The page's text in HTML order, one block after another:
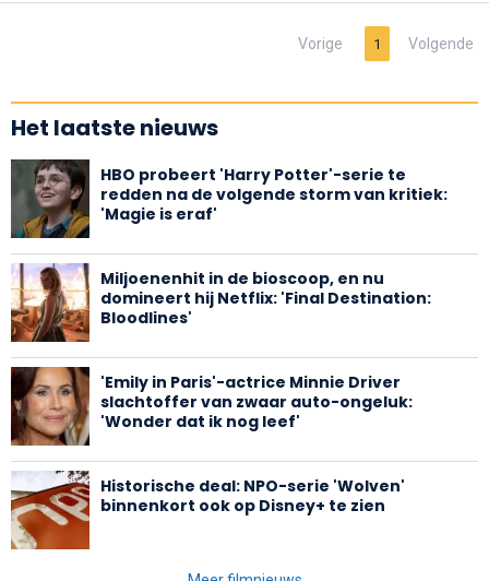
Vorige 1 Volgende
Het laatste nieuws
HBO probeert 'Harry Potter'-serie te
redden na de volgende storm van kritiek:
'Magie is eraf'
Miljoenenhit in de bioscoop, en nu
domineert hij Netflix: 'Final Destination:
Bloodlines'
'Emily in Paris'-actrice Minnie Driver
slachtoffer van zwaar auto-ongeluk:
'Wonder dat ik nog leef'
Historische deal: NPO-serie 'Wolven'
binnenkort ook op Disney+ te zien